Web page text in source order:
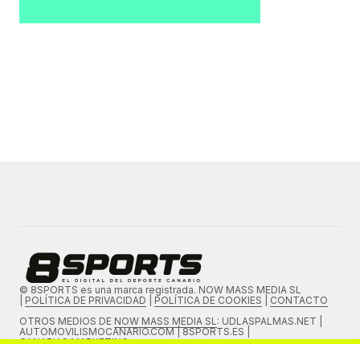
© 8SPORTS es una marca registrada. NOW MASS MEDIA SL
POLÍTICA DE PRIVACIDAD POLÍTICA DE COOKIES
CONTACTO
OTROS MEDIOS DE NOW MASS MEDIA SL: UDLASPALMAS.NET |
AUTOMOVILISMOCANARIO.COM | 8SPORTS.ES |